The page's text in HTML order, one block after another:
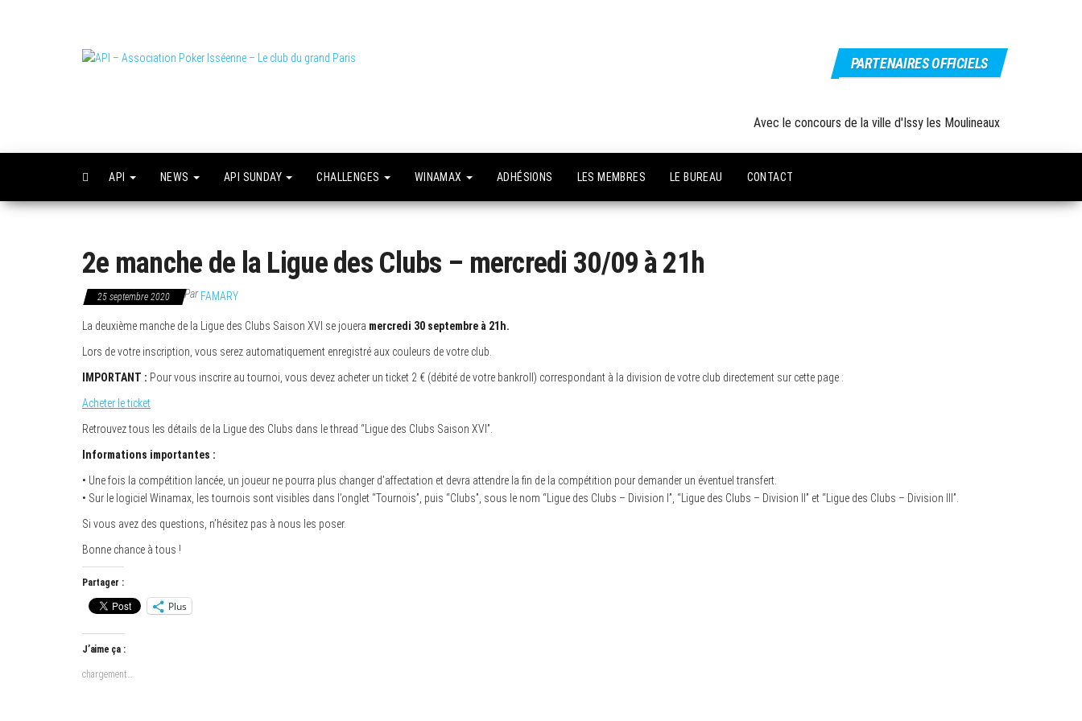
grand Paris
PARTENAIRES OFFICIELS
Avec le concours de la ville d'Issy les Moulineaux
API NEWS API SUNDAY CHALLENGES WINAMAX ADHÉSIONS LES MEMBRES LE BUREAU CONTACT
2e manche de la Ligue des Clubs – mercredi 30/09 à 21h
25 septembre 2020 ParFAMARY
La deuxième manche de la Ligue des Clubs Saison XVI se jouera mercredi 30 septembre à 21h.
Lors de votre inscription, vous serez automatiquement enregistré aux couleurs de votre club.
IMPORTANT : Pour vous inscrire au tournoi, vous devez acheter un ticket 2 € (débité de votre bankroll) correspondant à la division de votre club directement sur cette page :
Acheter le ticket
Retrouvez tous les détails de la Ligue des Clubs dans le thread “Ligue des Clubs Saison XVI”.
Informations importantes :
• Une fois la compétition lancée, un joueur ne pourra plus changer d’affectation et devra attendre la fin de la compétition pour demander un éventuel transfert.
• Sur le logiciel Winamax, les tournois sont visibles dans l’onglet “Tournois”, puis “Clubs”, sous le nom “Ligue des Clubs – Division I”, “Ligue des Clubs – Division II” et “Ligue des Clubs – Division III”.
Si vous avez des questions, n’hésitez pas à nous les poser.
Bonne chance à tous !
Partager :
Plus
J’aime ça :
chargement…